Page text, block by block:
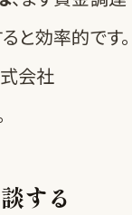
と効率的です。
会社
する